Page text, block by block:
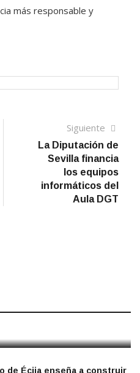
más responsable y
Siguiente
La Diputación de
Sevilla financia
los equipos
informáticos del
Aula DGT
por robar en
de Écija enseña a construir